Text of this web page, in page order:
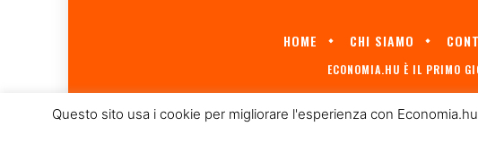
HOME CHI SIAMO
ECONOMIA.HU È IL PRIMO
Questo sito usa i cookie per migliorare l'esperienza con